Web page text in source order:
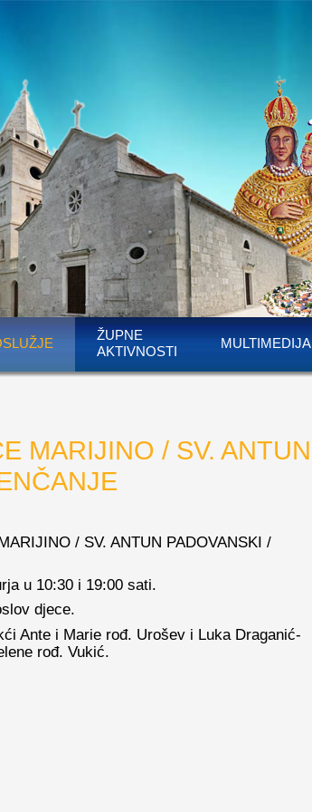
ŽUPNE
AKTIVNOSTI
MULTIMEDIJA
MARIJINO / SV. ANTUN
/ SV. ANTUN PADOVANSKI /
u 10:30 i 19:00 sati.
djece.
Ante i Marie rođ. Urošev i Luka Draganić-
rođ. Vukić.